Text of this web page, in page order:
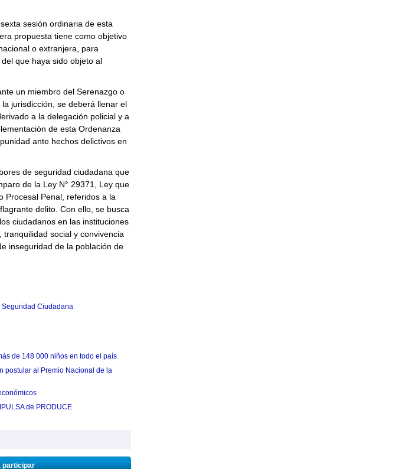
sesión ordinaria de esta
propuesta tiene como objetivo
o extranjera, para
que haya sido objeto al
un miembro del Serenazgo o
jurisdicción, se deberá llenar el
a la delegación policial y a
de esta Ordenanza
ante hechos delictivos en
de seguridad ciudadana que
de la Ley N° 29371, Ley que
Procesal Penal, referidos a la
delito. Con ello, se busca
ciudadanos en las instituciones
social y convivencia
inseguridad de la población de
Ciudadana
de 148 000 niños en todo el país
postular al Premio Nacional de la
de PRODUCE
participar